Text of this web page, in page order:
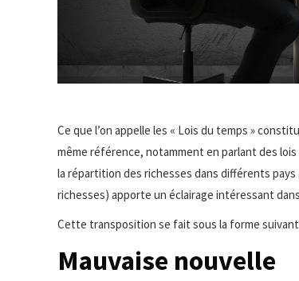
Ce que l’on appelle les « Lois du temps »
même référence, notamment en parlant des
la répartition des richesses dans différents pays
richesses) apporte un éclairage intéressant
Cette transposition se fait sous la forme
Mauvaise nouvelle